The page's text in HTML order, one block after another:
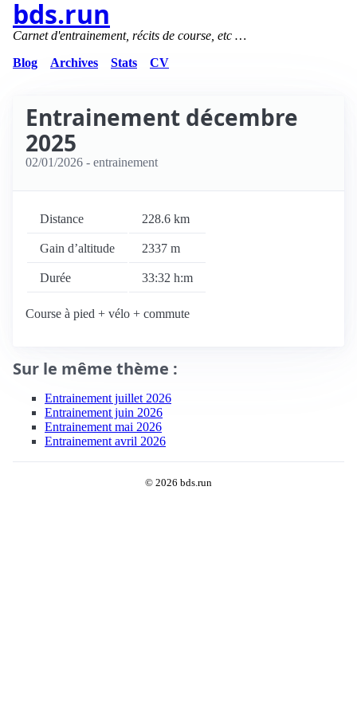
bds.run
Carnet d'entrainement, récits de course, etc …
Blog
Archives Stats CV
Entrainement décembre
2025
02/01/2026 - entrainement
Distance 228.6 km
Gain d’altitude 2337 m
Durée 33:32 h:m
Course à pied + vélo + commute
Sur le même thème :
Entrainement juillet 2026
Entrainement juin 2026
Entrainement mai 2026
Entrainement avril 2026
© 2026 bds.run